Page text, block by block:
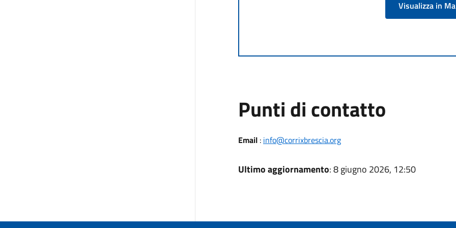
Visualizza in
Punti di contatto
Email: info@corrixbrescia.org
Ultimo aggiornamento: 8 giugno 2026, 12:50